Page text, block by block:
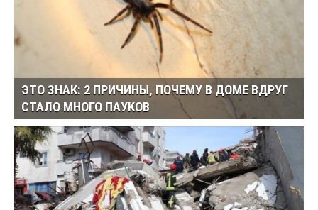
ЭТО ЗНАК: 2 ПРИЧИНЫ, ПОЧЕМУ В ДОМЕ ВДРУГ
СТАЛО МНОГО ПАУКОВ